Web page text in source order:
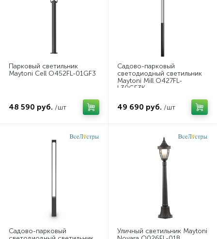
Парковый светильник
Maytoni Cell O452FL-01GF3
48 590 руб. /шт
Садово-парковый
светодиодный светильник
Maytoni Mill O427FL-
L30GF3K
49 690 руб. /шт
Садово-парковый
Уличный светильник Maytoni